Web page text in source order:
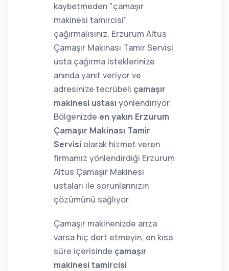
kaybetmeden "çamaşır
makinesi tamircisi"
çağırmalısınız. Erzurum Altus
Çamaşır Makinası Tamir Servisi
usta çağırma isteklerinize
anında yanıt veriyor ve
adresinize tecrübeli çamaşır
makinesi ustası yönlendiriyor.
Bölgenizde en yakın Erzurum
Çamaşır Makinası Tamir
Servisi olarak hizmet veren
firmamız yönlendirdiği Erzurum
Altus Çamaşır Makinesi
ustaları ile sorunlarınızın
çözümünü sağlıyor.
Çamaşır makinenizde arıza
varsa hiç dert etmeyin, en kısa
süre içerisinde çamaşır
makinesi tamircisi